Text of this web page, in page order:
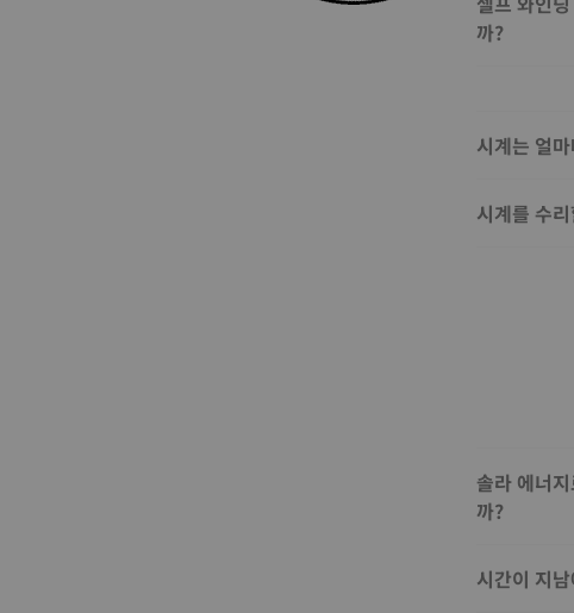
까?
시계는 얼
시계를 수
솔라 에너
까?
시간이 지